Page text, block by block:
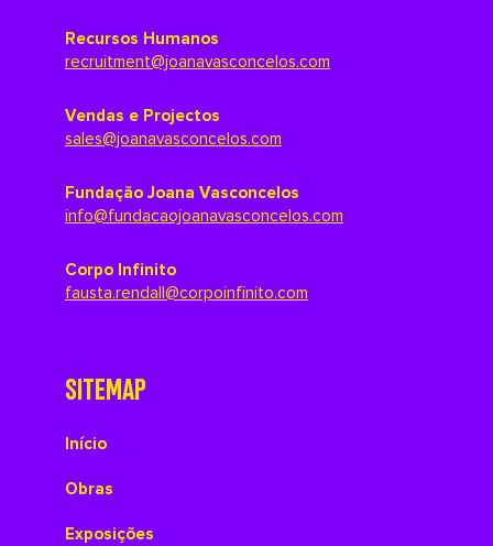
Recursos Humanos
recruitment@joanavasconcelos.com
Vendas e Projectos
sales@joanavasconcelos.com
Fundação Joana Vasconcelos
info@fundacaojoanavasconcelos.com
Corpo Infinito
fausta.rendall@corpoinfinito.com
SITEMAP
Início
Obras
Exposições